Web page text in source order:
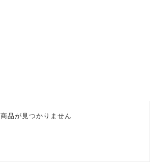
商品が見つかりません